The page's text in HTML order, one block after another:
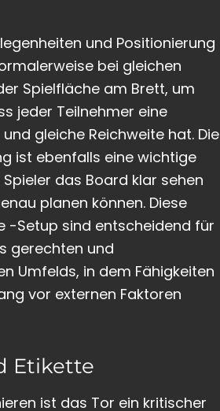
und Positionierung
bei gleichen
Spielfläche am Brett, um
jeder Teilnehmer eine
gleiche Reichweite hat. Die
ist ebenfalls eine wichtige
das Board klar sehen
planen können. Diese
-Setup sind entscheidend für
gerechten und
Umfelds, in dem Fähigkeiten
vor externen Faktoren
Etikette
ist das Tor ein kritischer